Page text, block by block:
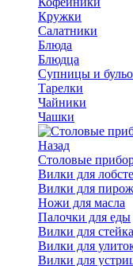
Кружки
Салатники
Блюда
Блюдца
Супницы и
Тарелки
Чайники
Чашки
Назад
Cтоловые
Вилки для
Вилки для
Ножи для масла
Палочки для еды
Вилки для стейка
Вилки для
Вилки для